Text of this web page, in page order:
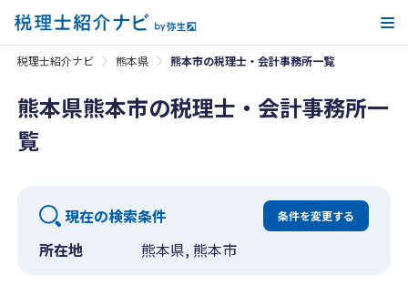
税理士紹介ナビ 熊本県 熊本市の税理士・会計事務所一覧
熊本県熊本市の税理士・会計事務所一
覧
現在の検索条件 条件を変更する
所在地 熊本県, 熊本市